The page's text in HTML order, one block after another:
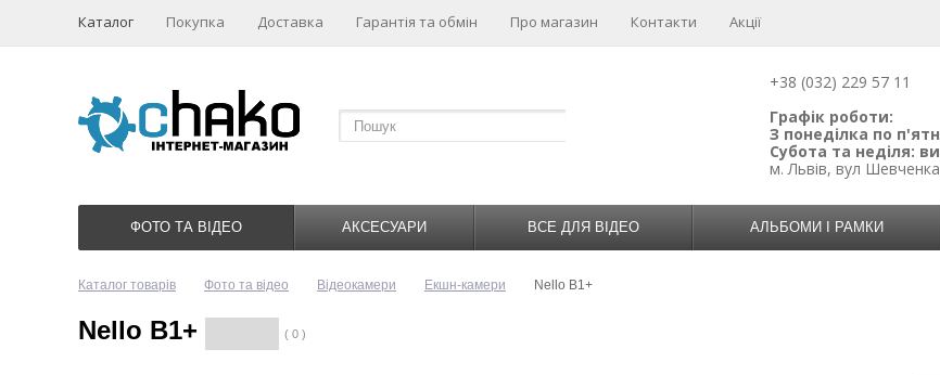
Каталог Покупка Доставка Гарантія та обмін Про магазин Контакти Акції
+38 (032) 229 57 11
Графік роботи:
З понеділка по
Субота та неділя:
м. Львів, вул
ФОТО ТА ВІДЕО АКСЕСУАРИ ВСЕ ДЛЯ ВІДЕО АЛЬБОМИ І РАМКИ
Каталог товарів Фото та відео Відеокамери Екшн-камери Nello B1+
Nello B1+ ( 0 )